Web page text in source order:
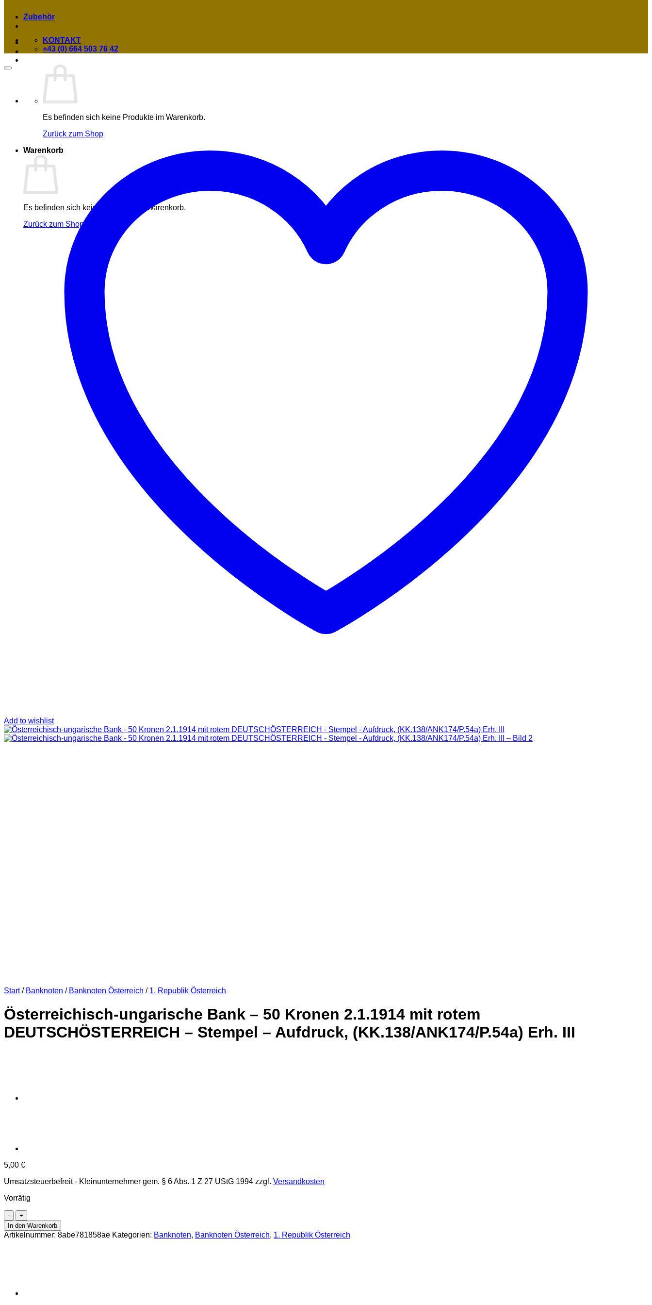
Es befinden sich keine Produkte im Warenkorb.
Zurück zum Shop
Warenkorb
Es befinden sich keine Produkte im Warenkorb.
Zurück zum Shop
Zubehör
KONTAKT
+43 (0) 664 503 76 42
Add to wishlist
Start / Banknoten / Banknoten Österreich / 1. Republik Österreich
Österreichisch-ungarische Bank – 50 Kronen 2.1.1914 mit rotem
DEUTSCHÖSTERREICH – Stempel – Aufdruck, (KK.138/ANK174/P.54a) Erh. III
5,00 €
Umsatzsteuerbefreit - Kleinunternehmer gem. § 6 Abs. 1 Z 27 UStG 1994 zzgl. Versandkosten
Vorrätig
Österreichisch-
ungarische
Bank
-
DEUTSCHÖSTERREICH
In den Warenkorb
Artikelnummer: 8abe781858ae Kategorien: Banknoten, Banknoten Österreich, 1. Republik Österreich